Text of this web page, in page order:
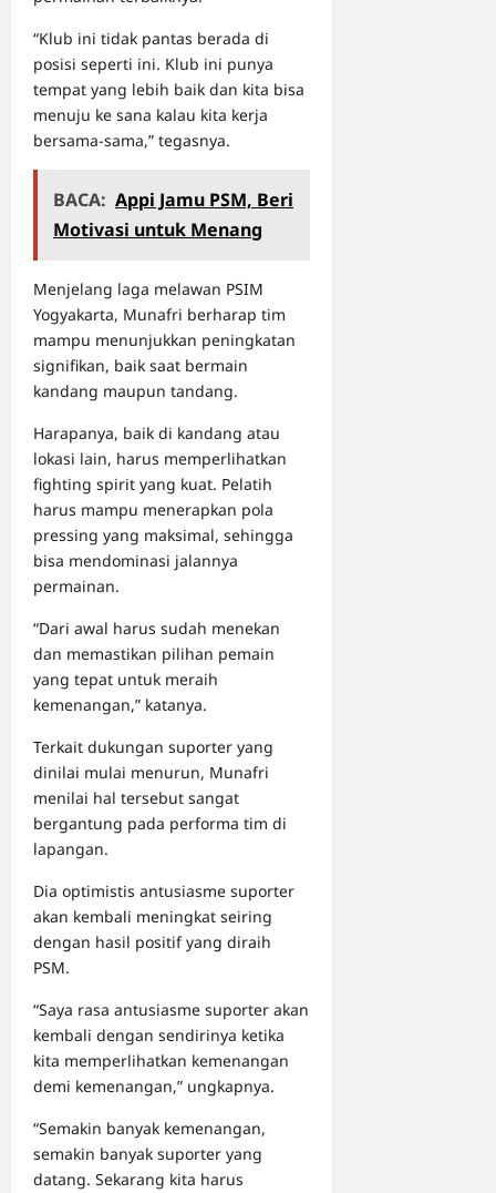
“Klub ini tidak pantas berada di
posisi seperti ini. Klub ini punya
tempat yang lebih baik dan kita bisa
menuju ke sana kalau kita kerja
bersama-sama,” tegasnya.
BACA: Appi Jamu PSM, Beri
Motivasi untuk Menang
Menjelang laga melawan PSIM
Yogyakarta, Munafri berharap tim
mampu menunjukkan peningkatan
signifikan, baik saat bermain
kandang maupun tandang.
Harapanya, baik di kandang atau
lokasi lain, harus memperlihatkan
fighting spirit yang kuat. Pelatih
harus mampu menerapkan pola
pressing yang maksimal, sehingga
bisa mendominasi jalannya
permainan.
“Dari awal harus sudah menekan
dan memastikan pilihan pemain
yang tepat untuk meraih
kemenangan,” katanya.
Terkait dukungan suporter yang
dinilai mulai menurun, Munafri
menilai hal tersebut sangat
bergantung pada performa tim di
lapangan.
Dia optimistis antusiasme suporter
akan kembali meningkat seiring
dengan hasil positif yang diraih
PSM.
“Saya rasa antusiasme suporter akan
kembali dengan sendirinya ketika
kita memperlihatkan kemenangan
demi kemenangan,” ungkapnya.
“Semakin banyak kemenangan,
semakin banyak suporter yang
datang. Sekarang kita harus